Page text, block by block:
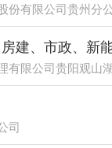
份有限公司贵州分
建、市政、新
有限公司贵阳观山
司